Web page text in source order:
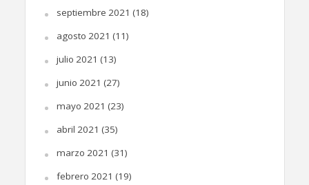
septiembre 2021 (18)
agosto 2021 (11)
julio 2021 (13)
junio 2021 (27)
mayo 2021 (23)
abril 2021 (35)
marzo 2021 (31)
febrero 2021 (19)